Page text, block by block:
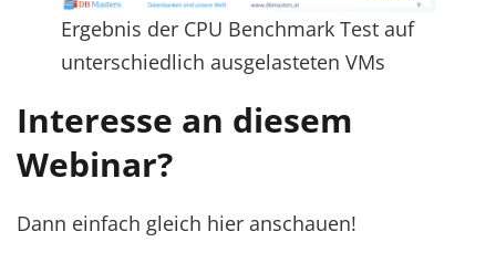
Ergebnis der CPU Benchmark Test auf
unterschiedlich ausgelasteten VMs
Interesse an diesem
Webinar?
Dann einfach gleich hier anschauen!